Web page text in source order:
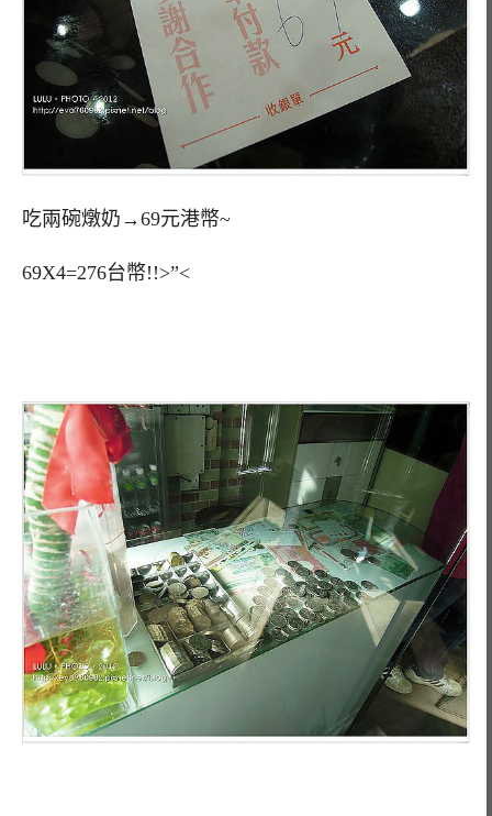
吃兩碗燉奶→69元港幣~
69X4=276台幣!!>”<